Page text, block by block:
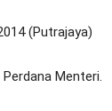
(Putrajaya)
Menteri.